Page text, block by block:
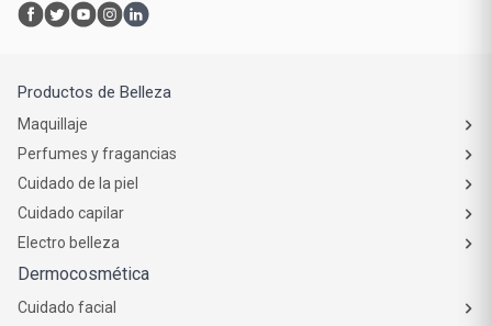
Productos de Belleza
Maquillaje
Perfumes y fragancias
Cuidado de la piel
Cuidado capilar
Electro belleza
Dermocosmética
Cuidado facial